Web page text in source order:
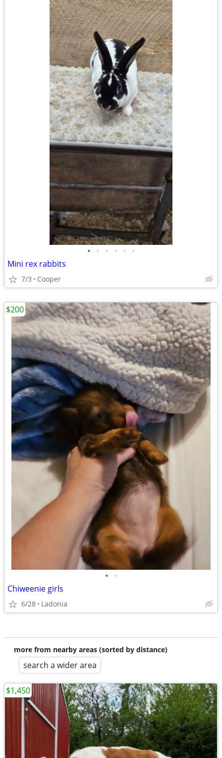
• • • • • •
Mini rex rabbits
7/3 Cooper
• •
Chiweenie girls
6/28 Ladonia
$200
more from nearby areas (sorted by distance)
search a wider area
$1,450